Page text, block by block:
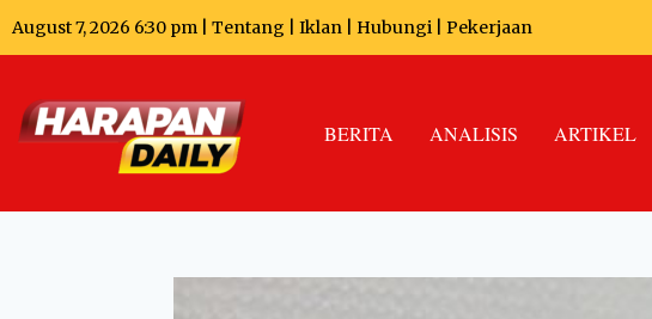
August 7, 2026 6:30 pm | Tentang Iklan Hubungi Pekerjaan
BERITA ANALISIS ARTIKEL